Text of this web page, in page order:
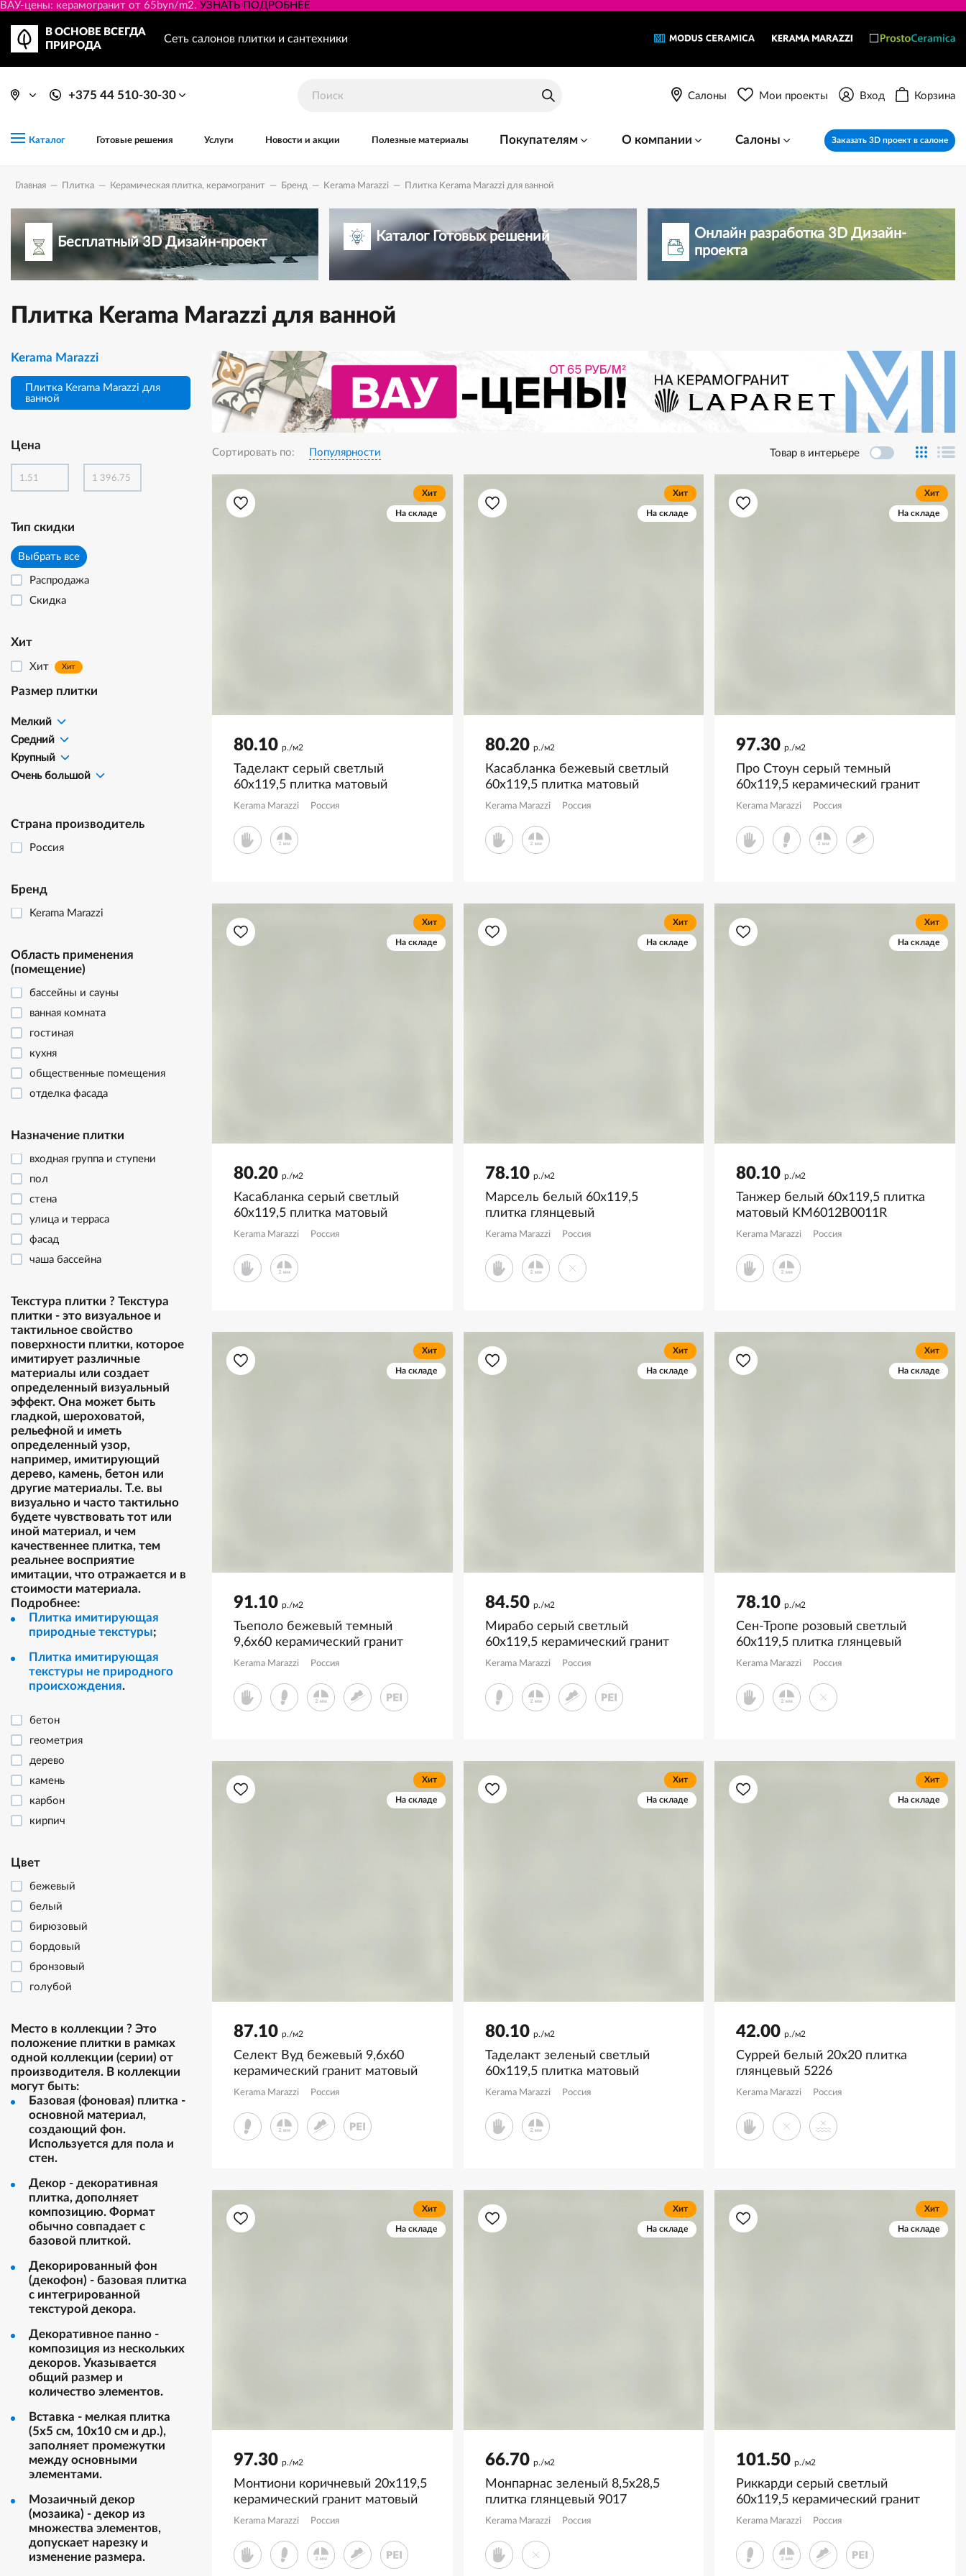
ВАУ-цены: керамогранит от 65byn/m2. УЗНАТЬ ПОДРОБНЕЕ
В ОСНОВЕ ВСЕГДА
ПРИРОДА
Сеть салонов плитки и сантехники
+375 44 510-30-30 Салоны Мои проекты Вход Корзина
Каталог Готовые решения Услуги Новости и акции Полезные материалы Покупателям О компании Салоны Заказать 3D проект в салоне
Главная — Плитка — Керамическая плитка, керамогранит — Бренд — Kerama Marazzi — Плитка Kerama Marazzi для ванной
Бесплатный 3D Дизайн-проект Каталог Готовых решений
Онлайн разработка 3D Дизайн-
проекта
Плитка Kerama Marazzi для ванной
Kerama Marazzi
Плитка Kerama Marazzi для
ванной
Цена
Тип скидки
Выбрать все
Распродажа
Скидка
Хит
Хит Хит
Размер плитки
Мелкий
Средний
Крупный
Очень большой
Страна производитель
Россия
Бренд
Kerama Marazzi
Область применения
(помещение)
бассейны и сауны
ванная комната
гостиная
кухня
общественные помещения
отделка фасада
Назначение плитки
входная группа и ступени
пол
стена
улица и терраса
фасад
чаша бассейна
Текстура плитки ? Текстура
плитки - это визуальное и
тактильное свойство
поверхности плитки, которое
имитирует различные
материалы или создает
определенный визуальный
эффект. Она может быть
гладкой, шероховатой,
рельефной и иметь
определенный узор,
например, имитирующий
дерево, камень, бетон или
другие материалы. Т.е. вы
визуально и часто тактильно
будете чувствовать тот или
иной материал, и чем
качественнее плитка, тем
реальнее восприятие
имитации, что отражается и в
стоимости материала.
Подробнее:
Плитка имитирующая
природные текстуры;
Плитка имитирующая
текстуры не природного
происхождения.
бетон
геометрия
дерево
камень
карбон
кирпич
котто
майолика
металл
моноколор
мрамор
оникс
орнамент
ткань
травертин
флора
фьюжн
Цвет
бежевый
белый
бирюзовый
бордовый
бронзовый
голубой
зеленый
золотой
коричневый
красный
медный
многоцветный
оранжевый
серебряный
серый
синий
черно-белый
черный
Место в коллекции ? Это
положение плитки в рамках
одной коллекции (серии) от
производителя. В коллекции
могут быть:
Базовая (фоновая) плитка -
основной материал,
создающий фон.
Используется для пола и
стен.
Декор - декоративная
плитка, дополняет
композицию. Формат
обычно совпадает с
базовой плиткой.
Декорированный фон
(декофон) - базовая плитка
с интегрированной
текстурой декора.
Декоративное панно -
композиция из нескольких
декоров. Указывается
общий размер и
количество элементов.
Вставка - мелкая плитка
(5х5 см, 10х10 см и др.),
заполняет промежутки
между основными
элементами.
Мозаичный декор
(мозаика) - декор из
множества элементов,
допускает нарезку и
изменение размера.
Сортировать по: Популярности Товар в интерьере
Хит
На складе
80.10 р./м2
Таделакт серый светлый
60x119,5 плитка матовый
KM6012B0191R
Kerama Marazzi Россия
Хит
На складе
80.20 р./м2
Касабланка бежевый светлый
60x119,5 плитка матовый
KM6012B0061R
Kerama Marazzi Россия
Хит
На складе
97.30 р./м2
Про Стоун серый темный
60x119,5 керамический гранит
матовый DD500420R
Kerama Marazzi Россия
Хит
На складе
80.20 р./м2
Касабланка серый светлый
60x119,5 плитка матовый
KM6012B0041R
Kerama Marazzi Россия
Хит
На складе
78.10 р./м2
Марсель белый 60x119,5
плитка глянцевый
KM6012B0280R
Kerama Marazzi Россия
Хит
На складе
80.10 р./м2
Танжер белый 60x119,5 плитка
матовый KM6012B0011R
Kerama Marazzi Россия
Хит
На складе
91.10 р./м2
Тьеполо бежевый темный
9,6x60 керамический гранит
матовый SG351500R
Kerama Marazzi Россия
Хит
На складе
84.50 р./м2
Мирабо серый светлый
60x119,5 керамический гранит
матовый KM6012G0691R
Kerama Marazzi Россия
Хит
На складе
78.10 р./м2
Сен-Тропе розовый светлый
60x119,5 плитка глянцевый
KM6012B0350R
Kerama Marazzi Россия
Хит
На складе
87.10 р./м2
Селект Вуд бежевый 9,6x60
керамический гранит матовый
SG350600R
Kerama Marazzi Россия
Хит
На складе
80.10 р./м2
Таделакт зеленый светлый
60x119,5 плитка матовый
KM6012B0131R
Kerama Marazzi Россия
Хит
На складе
42.00 р./м2
Суррей белый 20x20 плитка
глянцевый 5226
Kerama Marazzi Россия
Хит
На складе
97.30 р./м2
Монтиони коричневый 20x119,5
керамический гранит матовый
SG526520R
Kerama Marazzi Россия
Хит
На складе
66.70 р./м2
Монпарнас зеленый 8,5x28,5
плитка глянцевый 9017
Kerama Marazzi Россия
Хит
На складе
101.50 р./м2
Риккарди серый светлый
60x119,5 керамический гранит
матовый SG519920R
Kerama Marazzi Россия